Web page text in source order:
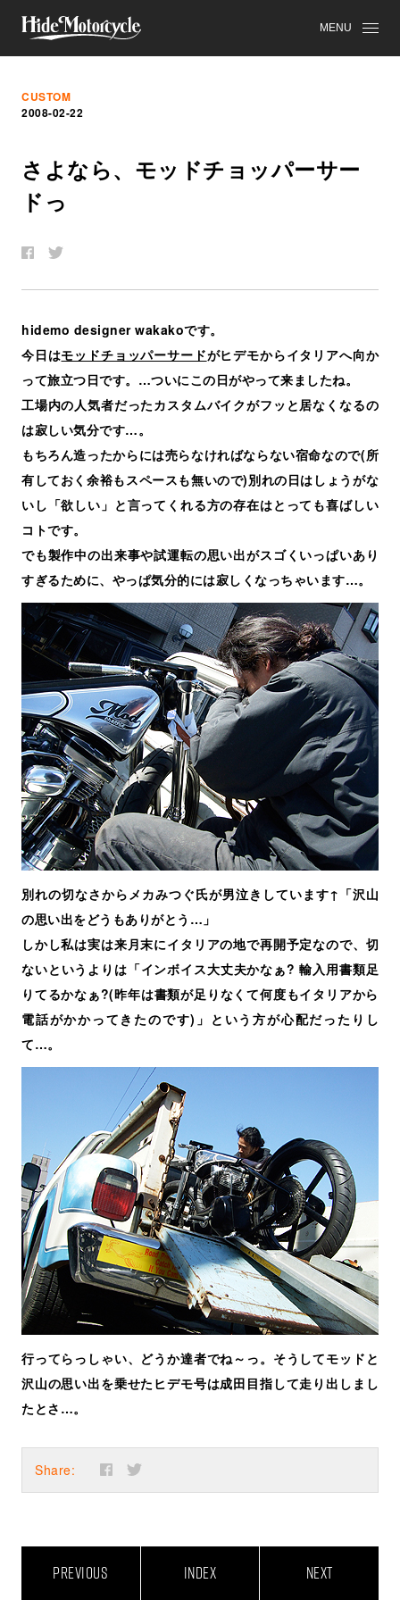
MENU
CUSTOM
2008-02-22
さ よなら、 モッ ドチ ョ ッパーサー
ド っ
hidemo designer wakakoです。
今日はモッドチョッパーサードがヒデモからイタリアへ向か
って旅立つ日です。…ついにこの日がやって来ましたね。
工場内の人気者だったカスタムバイクがフッと居なくなるの
は寂しい気分です…。
もちろん造ったからには売らなければならない宿命なので(所
有しておく余裕もスペースも無いので)別れの日はしょうがな
いし「欲しい」と言ってくれる方の存在はとっても喜ばしい
コトです。
でも製作中の出来事や試運転の思い出がスゴくいっぱいあり
すぎるために、やっぱ気分的には寂しくなっちゃいます…。
別れの切なさからメカみつぐ氏が男泣きしています↑「沢山
の思い出をどうもありがとう…」
しかし私は実は来月末にイタリアの地で再開予定なので、切
ないというよりは「インボイス大丈夫かなぁ? 輸入用書類足
りてるかなぁ?(昨年は書類が足りなくて何度もイタリアから
電話がかかってきたのです)」という方が心配だったりし
て…。
行ってらっしゃい、どうか達者でね～っ。そうしてモッドと
沢山の思い出を乗せたヒデモ号は成田目指して走り出しまし
たとさ…。
Share:
PREVIOUS INDEX NEXT